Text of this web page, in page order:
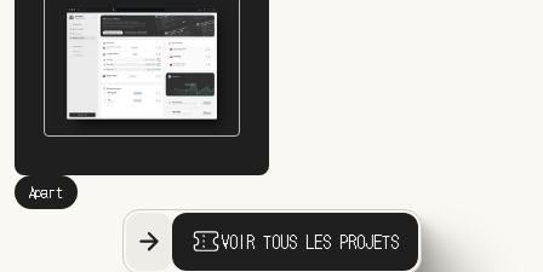
Apart
VOIR TOUS LES PROJETS